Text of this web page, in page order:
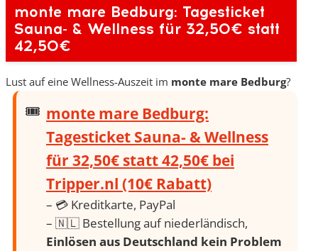
monte mare Bedburg: Tagesticket
Sauna- & Wellness für 32,50€ statt
42,50€
Lust auf eine Wellness-Auszeit im monte mare Bedburg?
monte mare Bedburg:
Tagesticket Sauna- & Wellness
für 32,50€ statt 42,50€ bei
Tripper.nl (10€ Rabatt)
– 💳 Kreditkarte, PayPal
– 🇳🇱 Bestellung auf niederländisch,
Einlösen aus Deutschland kein Problem